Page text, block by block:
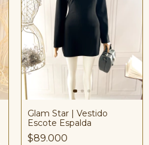
Glam Star | Vestido
Escote Espalda
$89.000